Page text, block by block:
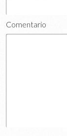
Comentario